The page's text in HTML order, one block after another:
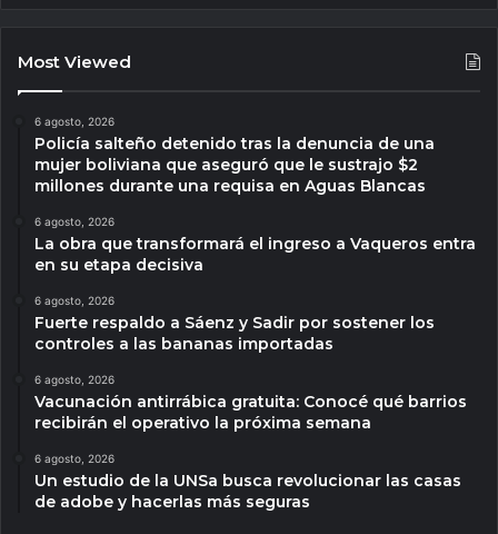
Most Viewed
6 agosto, 2026
Policía salteño detenido tras la denuncia de una
mujer boliviana que aseguró que le sustrajo $2
millones durante una requisa en Aguas Blancas
6 agosto, 2026
La obra que transformará el ingreso a Vaqueros entra
en su etapa decisiva
6 agosto, 2026
Fuerte respaldo a Sáenz y Sadir por sostener los
controles a las bananas importadas
6 agosto, 2026
Vacunación antirrábica gratuita: Conocé qué barrios
recibirán el operativo la próxima semana
6 agosto, 2026
Un estudio de la UNSa busca revolucionar las casas
de adobe y hacerlas más seguras